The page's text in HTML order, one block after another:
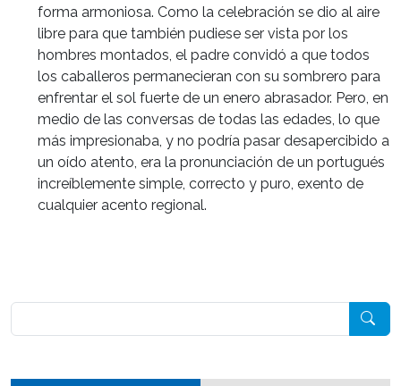
forma armoniosa. Como la celebración se dio al aire
libre para que también pudiese ser vista por los
hombres montados, el padre convidó a que todos
los caballeros permanecieran con su sombrero para
enfrentar el sol fuerte de un enero abrasador. Pero, en
medio de las conversas de todas las edades, lo que
más impresionaba, y no podría pasar desapercibido a
un oído atento, era la pronunciación de un portugués
increíblemente simple, correcto y puro, exento de
cualquier acento regional.